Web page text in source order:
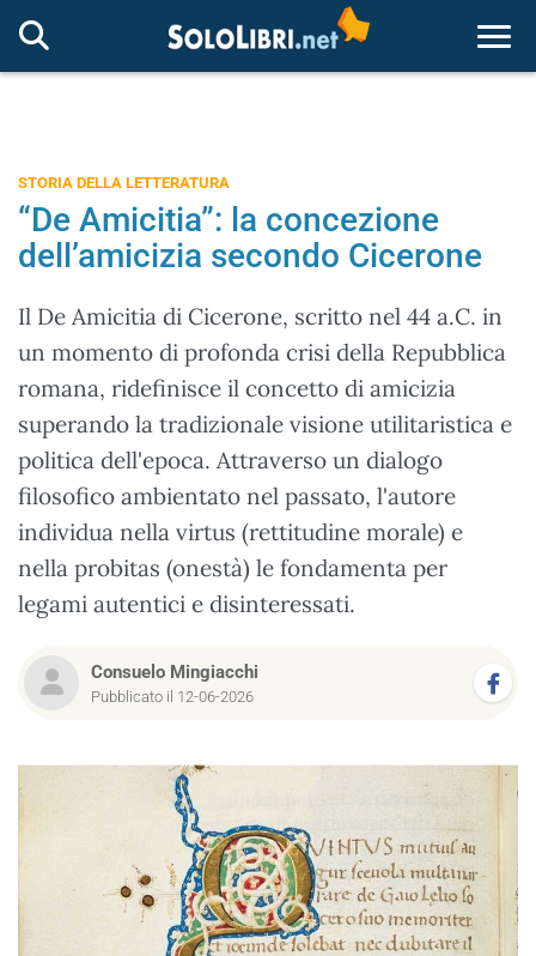
STORIA DELLA LETTERATURA
“De Amicitia”: la concezione
dell’amicizia secondo Cicerone
Il De Amicitia di Cicerone, scritto nel 44 a.C. in
un momento di profonda crisi della Repubblica
romana, ridefinisce il concetto di amicizia
superando la tradizionale visione utilitaristica e
politica dell'epoca. Attraverso un dialogo
filosofico ambientato nel passato, l'autore
individua nella virtus (rettitudine morale) e
nella probitas (onestà) le fondamenta per
legami autentici e disinteressati.
Consuelo Mingiacchi
Pubblicato il 12-06-2026